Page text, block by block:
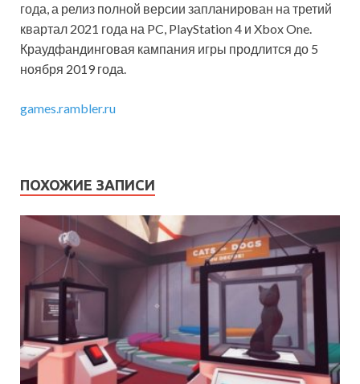
года, а релиз полной версии запланирован на третий
квартал 2021 года на PC, PlayStation 4 и Xbox One.
Краудфандинговая кампания игры продлится до 5
ноября 2019 года.
games.rambler.ru
ПОХОЖИЕ ЗАПИСИ